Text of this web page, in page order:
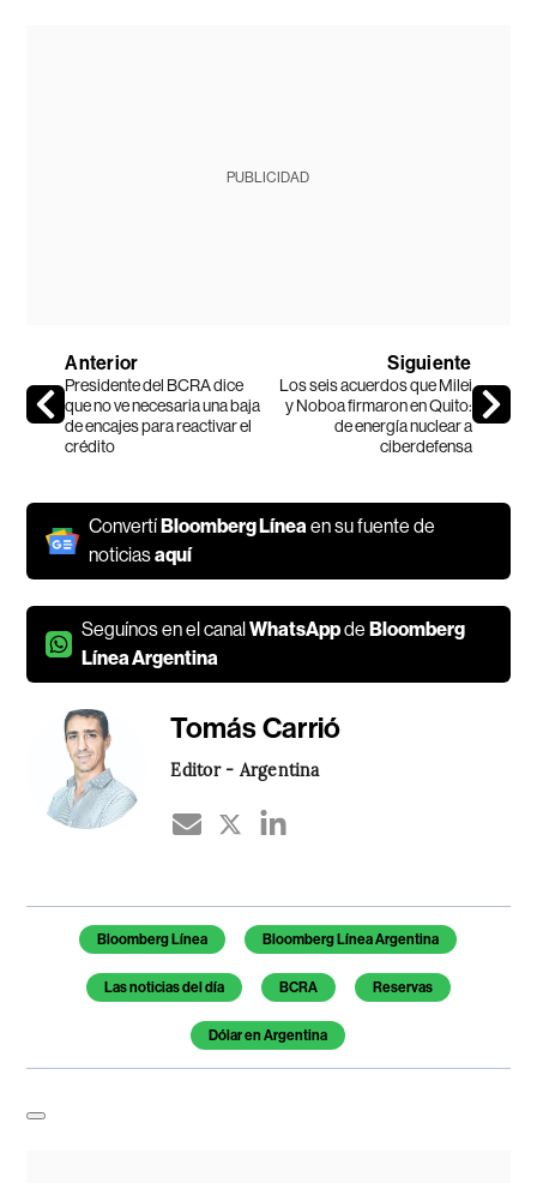
PUBLICIDAD
Anterior
Presidente del BCRA dice
que no ve necesaria una baja
de encajes para reactivar el
crédito
Siguiente
Los seis acuerdos que Milei
y Noboa firmaron en Quito:
de energía nuclear a
ciberdefensa
ConvertíBloomberg Líneaen su fuente de
noticiasaquí
Seguínos en el canalWhatsAppdeBloomberg
Línea Argentina
Tomás Carrió
Editor - Argentina
Temas de este artículo
Bloomberg Línea Bloomberg Línea Argentina
Las noticias del día BCRA Reservas
Dólar en Argentina